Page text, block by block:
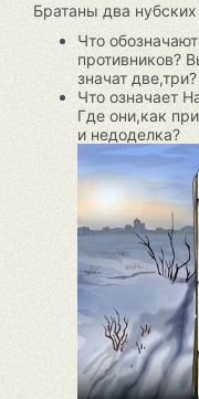
Братаны два
Что
противников?
значат две,три?
Что означает
Где они,как
и недоделка?